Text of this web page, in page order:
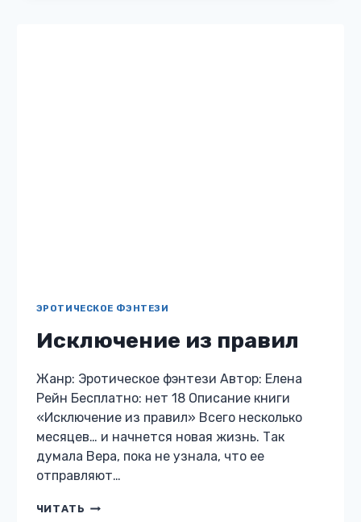
ЭРОТИЧЕСКОЕ ФЭНТЕЗИ
Исключение из правил
Жанр: Эротическое фэнтези Автор: Елена
Рейн Бесплатно: нет 18 Описание книги
«Исключение из правил» Всего несколько
месяцев… и начнется новая жизнь. Так
думала Вера, пока не узнала, что ее
отправляют…
ЧИТАТЬ ИСКЛЮЧЕНИЕ